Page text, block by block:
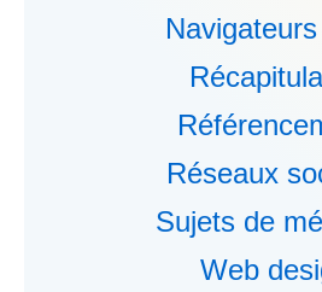
Réseaux
Sujets de
Web